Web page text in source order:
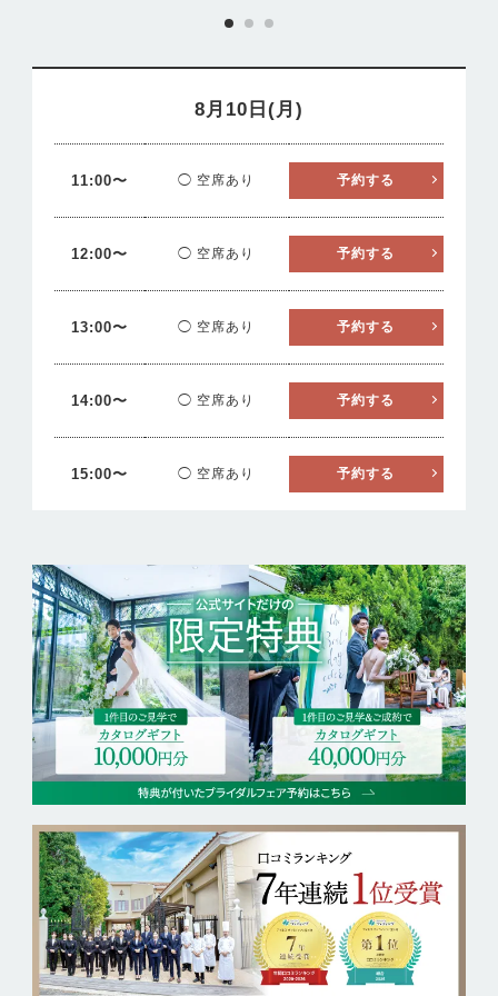
8月10日(月)
11:00〜 ◯ 空席あり 予約する
12:00〜 ◯ 空席あり 予約する
13:00〜 ◯ 空席あり 予約する
14:00〜 ◯ 空席あり 予約する
15:00〜 ◯ 空席あり 予約する